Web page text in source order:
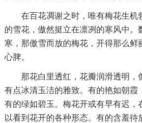
在百花凋谢之时，唯有梅花生机
的雪花，傲然挺立在凛冽的寒风中。
寒，那傲雪而放的梅花，开得那么鲜
心脾。
那花白里透红，花瓣润滑透明，
有点冰清玉洁的雅致。有的艳如朝霞
有的绿如碧玉。梅花开或有早有迟，
以看到花开的各种形态。有的含羞待